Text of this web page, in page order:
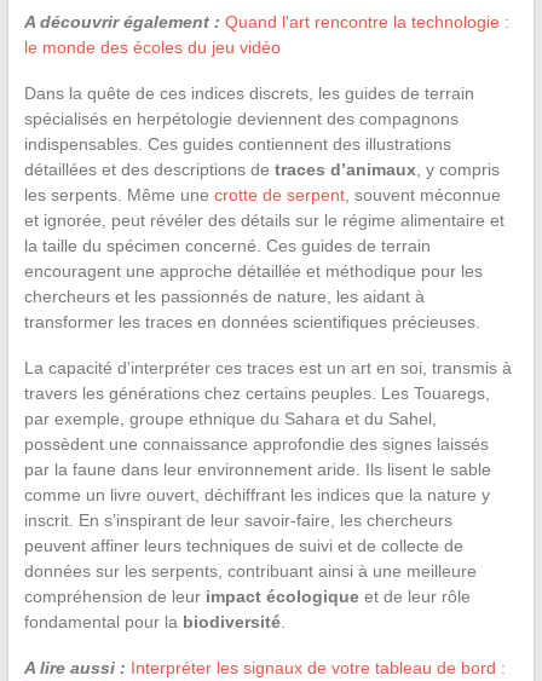
A découvrir également : Quand l'art rencontre la technologie :
le monde des écoles du jeu vidéo
Dans la quête de ces indices discrets, les guides de terrain
spécialisés en herpétologie deviennent des compagnons
indispensables. Ces guides contiennent des illustrations
détaillées et des descriptions de traces d’animaux, y compris
les serpents. Même une crotte de serpent, souvent méconnue
et ignorée, peut révéler des détails sur le régime alimentaire et
la taille du spécimen concerné. Ces guides de terrain
encouragent une approche détaillée et méthodique pour les
chercheurs et les passionnés de nature, les aidant à
transformer les traces en données scientifiques précieuses.
La capacité d’interpréter ces traces est un art en soi, transmis à
travers les générations chez certains peuples. Les Touaregs,
par exemple, groupe ethnique du Sahara et du Sahel,
possèdent une connaissance approfondie des signes laissés
par la faune dans leur environnement aride. Ils lisent le sable
comme un livre ouvert, déchiffrant les indices que la nature y
inscrit. En s’inspirant de leur savoir-faire, les chercheurs
peuvent affiner leurs techniques de suivi et de collecte de
données sur les serpents, contribuant ainsi à une meilleure
compréhension de leur impact écologiqueet de leur rôle
fondamental pour la biodiversité.
A lire aussi : Interpréter les signaux de votre tableau de bord :